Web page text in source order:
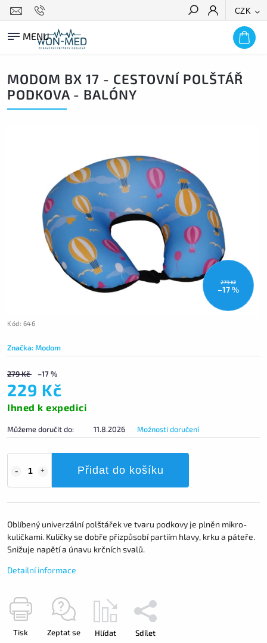
CZK
HLEDAT
MODOM BX 17 - CESTOVNÍ POLŠTÁŘ
PODKOVA - BALÓNY
279 Kč
–17 %
Kód: 646
Značka:Modom
279 Kč –17 %
229 Kč
Ihned k expedici
Můžeme doručit do: 11.8.2026 Možnosti doručení
Přidat do košíku
Oblíbený univerzální polštářek ve tvaru podkovy je plněn mikro-
kuličkami. Kuličky se dobře přizpůsobí partiím hlavy, krku a páteře.
Snižuje napětí a únavu krčních svalů.
Detailní informace
Tisk Zeptat se Hlídat Sdílet